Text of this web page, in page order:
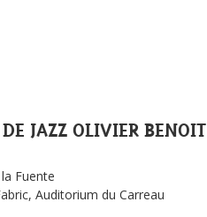
JAZZ OLIVIER BENOIT
Fuente
Auditorium du Carreau